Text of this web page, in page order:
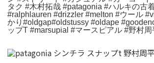
タク #木村拓哉 #patagonia #ハルキの古
#ralphlauren #drizzler #melton #ウール
かり#oldgap#oldstussy #oldape
ップT #marsupial #マースピアル #野村周